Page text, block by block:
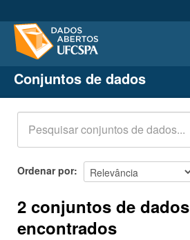
Conjuntos de dados
Organizações
Grupos
Sobre
Conjuntos de dados
Ordenar por
2 conjuntos de dados
encontrados